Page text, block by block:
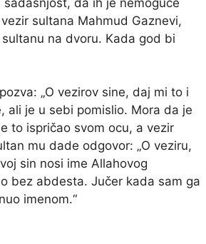
sultana Mahmud Gaznevi,
na dvoru. Kada god bi
„O vezirov sine, daj mi to i
ali je u sebi pomislio. Mora da je
to ispričao svom ocu, a vezir
mu dade odgovor: „O veziru,
sin nosi ime Allahovog
bez abdesta. Jučer kada sam ga
imenom.“